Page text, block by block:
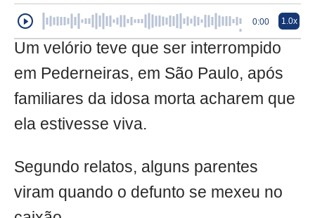
0:00 1.0x
Um velório teve que ser interrompido
em Pederneiras, em São Paulo, após
familiares da idosa morta acharem que
ela estivesse viva.
Segundo relatos, alguns parentes
viram quando o defunto se mexeu no